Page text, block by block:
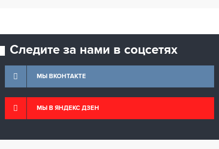
Следите за нами в соцсетях
МЫ ВКОНТАКТЕ
МЫ В ЯНДЕКС ДЗЕН